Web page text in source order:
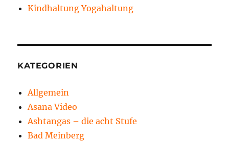
Kindhaltung Yogahaltung
KATEGORIEN
Allgemein
Asana Video
Ashtangas – die acht Stufe
Bad Meinberg